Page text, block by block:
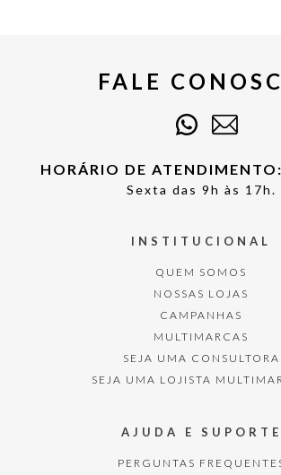
FALE
HORÁRIO DE ATENDIMENTO:
Sexta das 9h às 17h.
INSTITUCIONAL
QUEM SOMOS
NOSSAS LOJAS
CAMPANHAS
MULTIMARCAS
SEJA UMA CONSULTORA
SEJA UMA LOJISTA
AJUDA E SUPORTE
PERGUNTAS